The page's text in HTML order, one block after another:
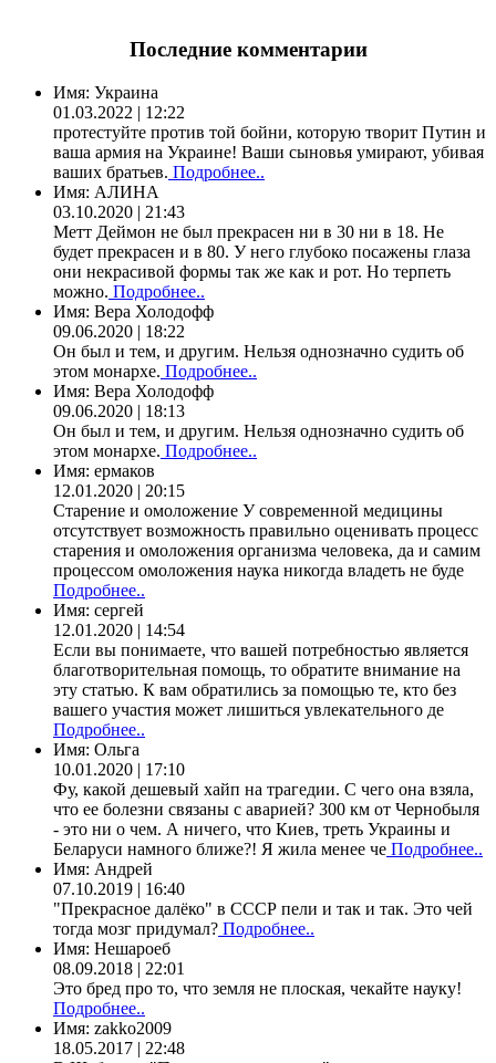
Последние комментарии
Имя: Украина
01.03.2022 | 12:22
протестуйте против той бойни, которую творит Путин и
ваша армия на Украине! Ваши сыновья умирают, убивая
ваших братьев. Подробнее..
Имя: АЛИНА
03.10.2020 | 21:43
Метт Деймон не был прекрасен ни в 30 ни в 18. Не
будет прекрасен и в 80. У него глубоко посажены глаза
они некрасивой формы так же как и рот. Но терпеть
можно. Подробнее..
Имя: Вера Холодофф
09.06.2020 | 18:22
Он был и тем, и другим. Нельзя однозначно судить об
этом монархе. Подробнее..
Имя: Вера Холодофф
09.06.2020 | 18:13
Он был и тем, и другим. Нельзя однозначно судить об
этом монархе. Подробнее..
Имя: ермаков
12.01.2020 | 20:15
Старение и омоложение У современной медицины
отсутствует возможность правильно оценивать процесс
старения и омоложения организма человека, да и самим
процессом омоложения наука никогда владеть не буде
Подробнее..
Имя: сергей
12.01.2020 | 14:54
Если вы понимаете, что вашей потребностью является
благотворительная помощь, то обратите внимание на
эту статью. К вам обратились за помощью те, кто без
вашего участия может лишиться увлекательного де
Подробнее..
Имя: Ольга
10.01.2020 | 17:10
Фу, какой дешевый хайп на трагедии. С чего она взяла,
что ее болезни связаны с аварией? 300 км от Чернобыля
- это ни о чем. А ничего, что Киев, треть Украины и
Беларуси намного ближе?! Я жила менее че Подробнее..
Имя: Андрей
07.10.2019 | 16:40
"Прекрасное далёко" в СССР пели и так и так. Это чей
тогда мозг придумал? Подробнее..
Имя: Нешароеб
08.09.2018 | 22:01
Это бред про то, что земля не плоская, чекайте науку!
Подробнее..
Имя: zakko2009
18.05.2017 | 22:48